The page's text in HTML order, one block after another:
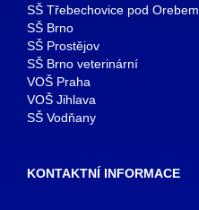
SŠ Třebechovice pod Orebem
SŠ Brno
SŠ Prostějov
SŠ Brno veterinární
VOŠ Praha
VOŠ Jihlava
SŠ Vodňany
KONTAKTNÍ INFORMACE